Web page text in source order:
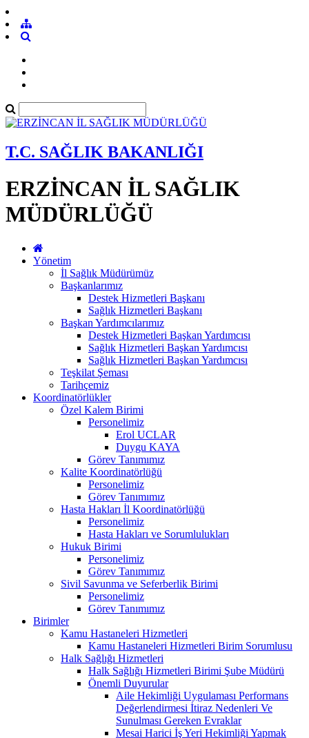
T.C. SAĞLIK BAKANLIĞI
ERZİNCAN İL SAĞLIK
MÜDÜRLÜĞÜ
Yönetim
İl Sağlık Müdürümüz
Başkanlarımız
Destek Hizmetleri Başkanı
Sağlık Hizmetleri Başkanı
Başkan Yardımcılarımız
Destek Hizmetleri Başkan Yardımcısı
Sağlık Hizmetleri Başkan Yardımcısı
Sağlık Hizmetleri Başkan Yardımcısı
Teşkilat Şeması
Tarihçemiz
Koordinatörlükler
Özel Kalem Birimi
Personelimiz
Erol UCLAR
Duygu KAYA
Görev Tanımımız
Kalite Koordinatörlüğü
Personelimiz
Görev Tanımımız
Hasta Hakları İl Koordinatörlüğü
Personelimiz
Hasta Hakları ve Sorumlulukları
Hukuk Birimi
Personelimiz
Görev Tanımımız
Sivil Savunma ve Seferberlik Birimi
Personelimiz
Görev Tanımımız
Birimler
Kamu Hastaneleri Hizmetleri
Kamu Hastaneleri Hizmetleri Birim Sorumlusu
Halk Sağlığı Hizmetleri
Halk Sağlığı Hizmetleri Birimi Şube Müdürü
Önemli Duyurular
Aile Hekimliği Uygulaması Performans
Değerlendirmesi İtiraz Nedenleri Ve
Sunulması Gereken Evraklar
Mesai Harici İş Yeri Hekimliği Yapmak